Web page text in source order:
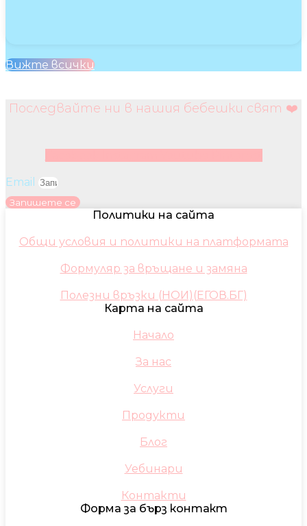
Вижте всички
Последвайте ни в нашия бебешки свят ❤️
Email
Запишете се
Политики на сайта
Общи условия и политики на платформата
Формуляр за връщане и замяна
Полезни връзки (НОИ)(ЕГОВ.БГ)
Карта на сайта
Начало
За нас
Услуги
Продукти
Блог
Уебинари
Контакти
Форма за бърз контакт